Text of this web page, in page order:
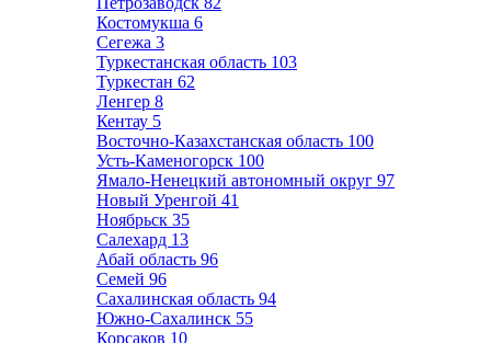
Костомукша 6
Сегежа 3
Туркестанская область 103
Туркестан 62
Ленгер 8
Кентау 5
Восточно-Казахстанская область 100
Усть-Каменогорск 100
Ямало-Ненецкий автономный округ 97
Новый Уренгой 41
Ноябрьск 35
Салехард 13
Абай область 96
Семей 96
Сахалинская область 94
Южно-Сахалинск 55
Корсаков 10